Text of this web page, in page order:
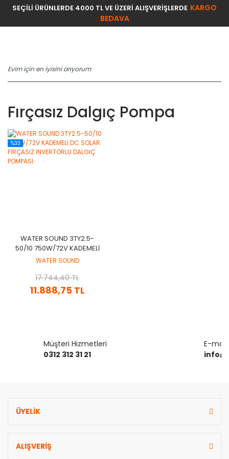
SEÇİLİ ÜRÜNLERDE 4000 TL VE ÜZERİ ALIŞVERİŞLERDE KARGO
BEDAVA
Fırçasız Dalgıç Pompa
%33
WATER SOUND 3TY2.5-
50/10 750W/72V KADEMELİ
DC SOLAR FIRÇASIZ
POMPASI
WATER SOUND
11.888,75 TL
17.744,40 TL
Müşteri Hizmetleri
0312 312 31 21
E-mail
ÜYELİK
ALIŞVERİŞ